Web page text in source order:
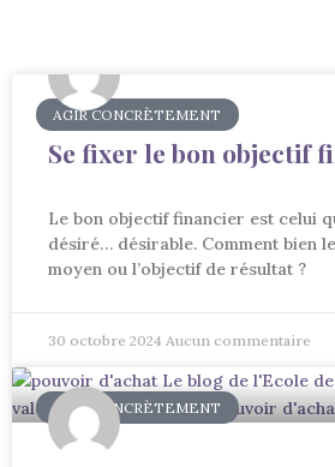
AGIR CONCRÈTEMENT
Se fixer le bon objectif
Le bon objectif financier est celui
désiré… désirable. Comment bien
moyen ou l’objectif de résultat ?
30 octobre 2024 Aucun commentaire
AGIR CONCRÈTEMENT